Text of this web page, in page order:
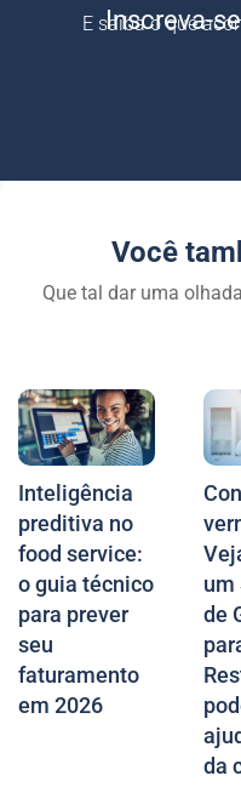
Inscreva-
E saiba o que
Você
Que tal dar uma
Inteligência
preditiva no
food service:
o guia técnico
para prever
seu
faturamento
em 2026
um
de
da